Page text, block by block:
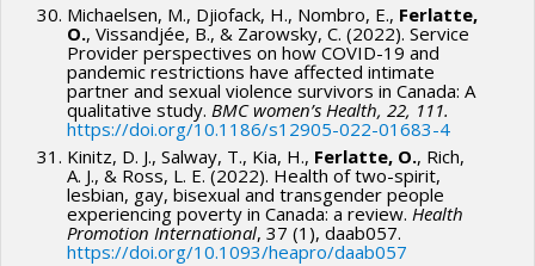
Michaelsen, M., Djiofack, H., Nombro, E., Ferlatte,
O., Vissandjée, B., & Zarowsky, C. (2022). Service
Provider perspectives on how COVID-19 and
pandemic restrictions have affected intimate
partner and sexual violence survivors in Canada: A
qualitative study. BMC women’s Health, 22, 111.
https://doi.org/10.1186/s12905-022-01683-4
Kinitz, D. J., Salway, T., Kia, H., Ferlatte, O., Rich,
A. J., & Ross, L. E. (2022). Health of two-spirit,
lesbian, gay, bisexual and transgender people
experiencing poverty in Canada: a review. Health
Promotion International, 37 (1), daab057.
https://doi.org/10.1093/heapro/daab057